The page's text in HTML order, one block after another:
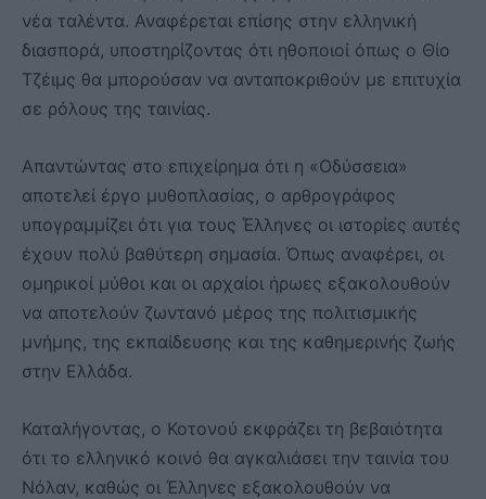
νέα ταλέντα. Αναφέρεται επίσης στην ελληνική
διασπορά, υποστηρίζοντας ότι ηθοποιοί όπως ο Θίο
Τζέιμς θα μπορούσαν να ανταποκριθούν με επιτυχία
σε ρόλους της ταινίας.
Απαντώντας στο επιχείρημα ότι η «Οδύσσεια»
αποτελεί έργο μυθοπλασίας, ο αρθρογράφος
υπογραμμίζει ότι για τους Έλληνες οι ιστορίες αυτές
έχουν πολύ βαθύτερη σημασία. Όπως αναφέρει, οι
ομηρικοί μύθοι και οι αρχαίοι ήρωες εξακολουθούν
να αποτελούν ζωντανό μέρος της πολιτισμικής
μνήμης, της εκπαίδευσης και της καθημερινής ζωής
στην Ελλάδα.
Καταλήγοντας, ο Κοτονού εκφράζει τη βεβαιότητα
ότι το ελληνικό κοινό θα αγκαλιάσει την ταινία του
Νόλαν, καθώς οι Έλληνες εξακολουθούν να